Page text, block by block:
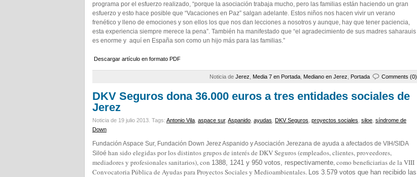
programa por el esfuerzo realizado, “porque la asociación trabaja mucho, pero las familias están haciendo un gran
esfuerzo y esto hace posible que “Vacaciones en Paz” salgan adelante. Estos niños nos hacen vivir un verano
frenético y lleno de emociones y son ellos los que nos dan lecciones a nosotros y aunque, hay que tener paciencia,
esta experiencia siempre merece la pena”. También ha manifestado que “el agradecimiento de sus madres saharauis
es enorme y aquí en España son como un hijo más para las familias.”
Descargar artículo en formato PDF
Noticia de Jerez Media 7 en Portada Mediano en Jerez Portada Comments (0)
DKV Seguros dona 36.000 euros a tres entidades sociales de
Jerez
Noticia de 19 julio 2013. Tags: Antonio Vila aspace sur, Aspanido ayudas DKV Seguros proyectos sociales siloe síndrome de
Down
Fundación Aspace Sur, Fundación Down Jerez Aspanido y Asociación Jerezana de ayuda a afectados de VIH/SIDA
Siloé han sido elegidas por los distintos grupos de interés de DKV Seguros (empleados, clientes, proveedores,
mediadores y profesionales sanitarios), con 1388, 1241 y 950 votos, respectivamente, como beneficiarias de la VIII
Convocatoria Pública de Ayudas para Proyectos Sociales y Medioambientales. Los 3.579 votos que han recibido las